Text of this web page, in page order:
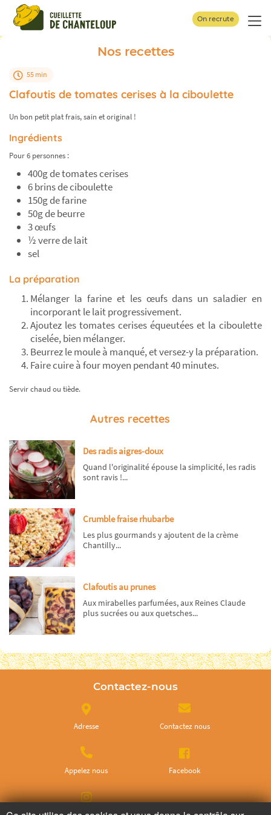
On recrute
Nos recettes
55 min
Clafoutis de tomates cerises à la ciboulette
Un bon petit plat frais, sain et original !
Ingrédients
Pour 6 personnes :
400g de tomates cerises
6 brins de ciboulette
150g de farine
50g de beurre
3 œufs
½ verre de lait
sel
La préparation
Mélanger la farine et les œufs dans un saladier en
incorporant le lait progressivement.
Ajoutez les tomates cerises équeutées et la ciboulette
ciselée, bien mélanger.
Beurrez le moule à manqué, et versez-y la préparation.
Faire cuire à four moyen pendant 40 minutes.
Servir chaud ou tiède.
Autres recettes
Des radis aigres-doux
Quand l'originalité épouse la simplicité, les radis
sont ravis !...
Crumble fraise rhubarbe
Les plus gourmands y ajoutent de la crème
Chantilly...
Clafoutis au prunes
Aux mirabelles parfumées, aux Reines Claude
plus sucrées ou aux quetsches...
Contactez-nous
Adresse Contactez nous
Appelez nous Facebook
Panneau de gestion des cookies